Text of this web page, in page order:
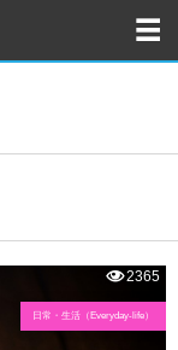
日常・生活（Everyday-life）
2365